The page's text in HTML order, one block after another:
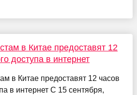
в Китае предоставят 12
доступа в интернет
в Китае предоставят 12 часов
в интернет С 15 сентября,